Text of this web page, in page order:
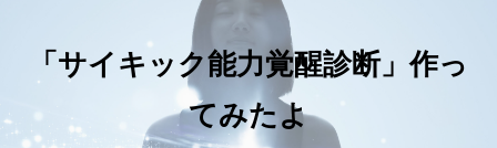
「サイキック能力覚醒診断」作っ
てみたよ